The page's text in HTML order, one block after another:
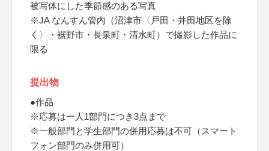
被写体にした季節感のある写真
※JA なんすん管内（沼津市〈戸田・井田地区を除
く〉・裾野市・長泉町・清水町）で撮影した作品に
限る
提出物
●作品
※応募は一人1部門につき3点まで
※一般部門と学生部門の併用応募は不可（スマート
フォン部門のみ併用可）